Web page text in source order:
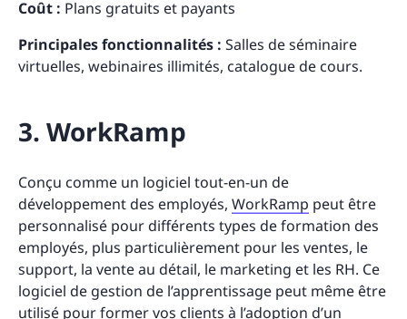
Coût : Plans gratuits et payants
Principales fonctionnalités : Salles de séminaire
virtuelles, webinaires illimités, catalogue de cours.
3. WorkRamp
Conçu comme un logiciel tout-en-un de
développement des employés, WorkRamp peut être
personnalisé pour différents types de formation des
employés, plus particulièrement pour les ventes, le
support, la vente au détail, le marketing et les RH. Ce
logiciel de gestion de l’apprentissage peut même être
utilisé pour former vos clients à l’adoption d’un